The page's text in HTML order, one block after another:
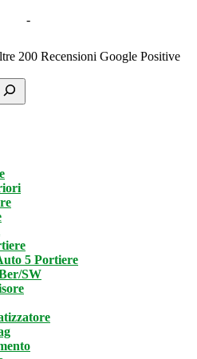
-
200 Recensioni Google Positive
5 Portiere
SW